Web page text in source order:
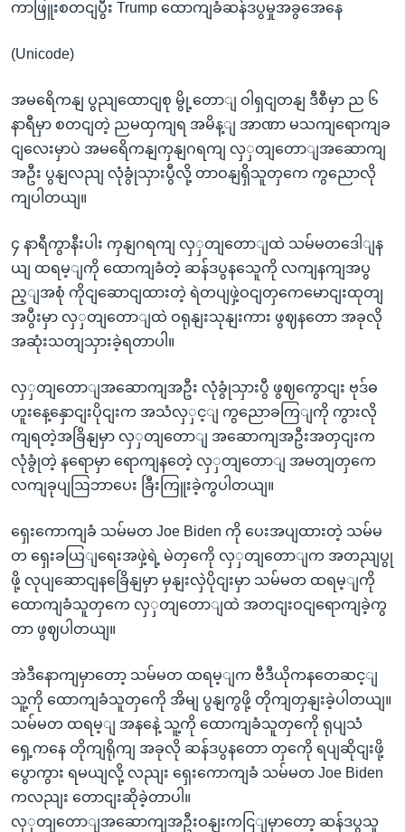
ကာဖြူးစတငျပွီး Trump ထောကျခံဆန်ဒပွမှုအခွအေနေ
(Unicode)
အမရေိကနျ ပွညျထောငျစု မွို့တောျ ဝါရှငျတနျ ဒီစီမှာ ည ၆
နာရီမှာ စတငျတဲ့ ညမထှကျရ အမိန့ျ အာဏာ မသကျရောကျခ
ငျလေးမှာပဲ အမရေိကနျကှနျဂရကျ လှှတျတောျအဆောကျ
အဦး ပွနျလညျ လုံခွုံသှားပွီလို့ တာဝနျရှိသူတှကေ ကွညောလို
ကျပါတယျ။
၄ နာရီကွာနီးပါး ကှနျဂရကျ လှှတျတောျထဲ သမ်မတဒေါျန
ယျ ထရမ့ျကို ထောကျခံတဲ့ ဆန်ဒပွနသေူကို လကျနကျအပွ
ည့ျအစုံ ကိုငျဆောငျထားတဲ့ ရဲတပျဖှဲ့ဝငျတှကေမောငျးထုတျ
အပွီးမှာ လှှတျတောျထဲ ဝရုနျးသုနျးကား ဖွဈနတော အခုလို
အဆုံးသတျသှားခဲ့ရတာပါ။
လှှတျတောျအဆောကျအဦး လုံခွုံသှားပွီ ဖွဈကွောငျး ဗုဒ်ဓ
ဟူးနေ့နှောငျးပိုငျးက အသံလှှင့ျ ကွညောခကြျကို ကွားလို
ကျရတဲ့အခြိနျမှာ လှှတျတောျ အဆောကျအဦးအတှငျးက
လုံခွုံတဲ့ နရောမှာ ရောကျနတေဲ့ လှှတျတောျ အမတျတှကေ
လကျခုပျဩဘာပေး ခြီးကြူးခဲ့ကွပါတယျ။
ရှေးကောကျခံ သမ်မတ Joe Biden ကို ပေးအပျထားတဲ့ သမ်မ
တ ရှေးခယြျရေးအဖှဲ့ရဲ့ မဲတှကေို လှှတျတောျက အတညျပွု
ဖို့ လုပျဆောငျနခြေိနျမှာ မှနျးလှဲပိုငျးမှာ သမ်မတ ထရမ့ျကို
ထောကျခံသူတှကေ လှှတျတောျထဲ အတငျးဝငျရောကျခဲ့ကွ
တာ ဖွဈပါတယျ။
အဲဒီနောကျမှာတော့ သမ်မတ ထရမ့ျက ဗီဒီယိုကနတေဆင့ျ
သူ့ကို ထောကျခံသူတှကေို အိမျ ပွနျကွဖို့ တိုကျတှနျးခဲ့ပါတယျ။
သမ်မတ ထရမ့ျ အနနေဲ့ သူ့ကို ထောကျခံသူတှကေို ရုပျသံ
ရှေ့ကနေ တိုကျရိုကျ အခုလို ဆန်ဒပွနတော တှကေို ရပျဆိုငျးဖို့
ပွောကွား ရမယျလို့ လညျး ရှေးကောကျခံ သမ်မတ Joe Biden
ကလညျး တောငျးဆိုခဲ့တာပါ။
လှှတျတောျအဆောကျအဦးဝနျးကငြျမှာတော့ ဆန်ဒပွသူ